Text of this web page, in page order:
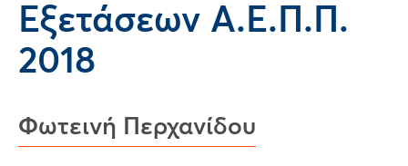
Εξετάσεων Α.Ε.Π.Π.
2018
Φωτεινή Περχανίδου